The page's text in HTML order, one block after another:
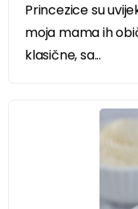
Princezice su
moja mama ih
klasične, sa...